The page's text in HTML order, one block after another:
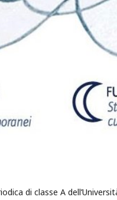
di classe A